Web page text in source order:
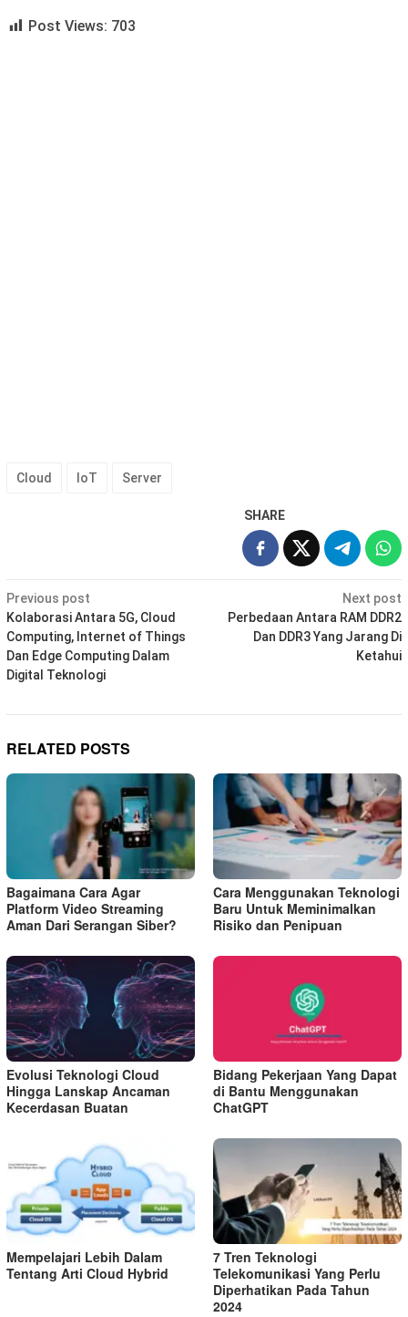
Post Views: 703
Cloud IoT Server
SHARE
Post
navigation
Previous post
Kolaborasi Antara 5G, Cloud
Computing, Internet of Things
Dan Edge Computing Dalam
Digital Teknologi
Next post
Perbedaan Antara RAM DDR2
Dan DDR3 Yang Jarang Di
Ketahui
RELATED POSTS
Bagaimana Cara Agar
Platform Video Streaming
Aman Dari Serangan Siber?
Cara Menggunakan Teknologi
Baru Untuk Meminimalkan
Risiko dan Penipuan
Evolusi Teknologi Cloud
Hingga Lanskap Ancaman
Kecerdasan Buatan
Bidang Pekerjaan Yang Dapat
di Bantu Menggunakan
ChatGPT
Mempelajari Lebih Dalam
Tentang Arti Cloud Hybrid
7 Tren Teknologi
Telekomunikasi Yang Perlu
Diperhatikan Pada Tahun
2024